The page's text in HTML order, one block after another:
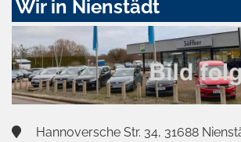
aktivieren
Wir in Nienstädt
Hannoversche Str. 34, 31688